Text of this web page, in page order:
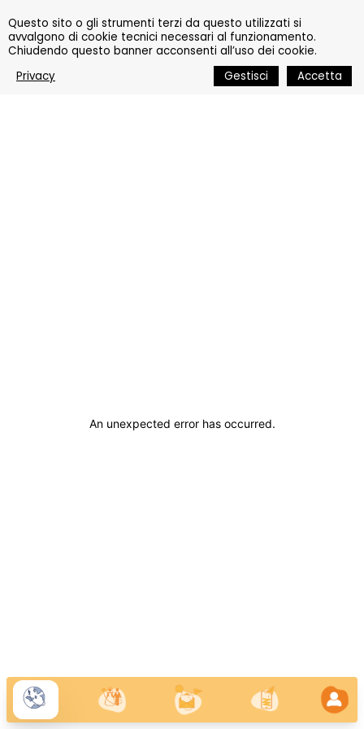
Questo sito o gli strumenti terzi da questo utilizzati si
avvalgono di cookie tecnici necessari al funzionamento.
Chiudendo questo banner acconsenti all’uso dei cookie.
Privacy
Gestisci Accetta
An unexpected error has occurred.